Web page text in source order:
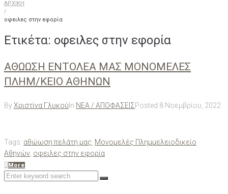
ΑΡΧΙΚΗ
/
οφειλες στην εφορία
Ετικέτα: οφειλες στην εφορία
ΑΘΩΩΣΗ ΕΝΤΟΛΕΑ ΜΑΣ ΜΟΝΟΜΕΛΕΣ
ΠΛΗΜ/ΚΕΙΟ ΑΘΗΝΩΝ
ByΧριστίνα Γλυκού In ΝΕΑ / ΑΠΟΦΑΣΕΙΣPosted 8 Νοεμβρίου, 2022
Tags: αθώωση πελάτη μας Μονομελές Πλημμελειοδικείο
Αθηνών οφειλες στην εφορία
0 More
Search